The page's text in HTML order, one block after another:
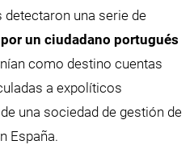
detectaron una serie de
un ciudadano portugués
como destino cuentas
a expolíticos
una sociedad de gestión de
España.